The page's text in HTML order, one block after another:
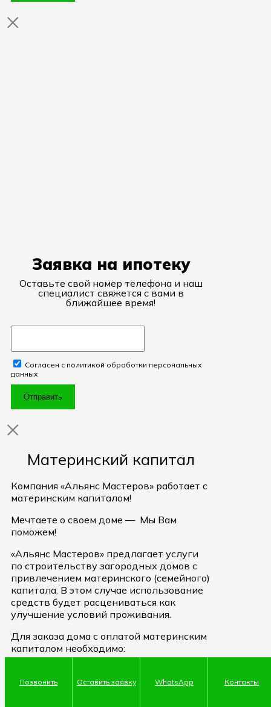
Позвонить Оставить заявку WhatsApp Контакты
Заявка на ипотеку
Оставьте свой номер телефона и наш
специалист свяжется с вами в
ближайшее время!
Согласен с политикой обработки персональных
данных
Отправить
Материнский капитал
Компания «Альянс Мастеров» работает с
материнским капиталом!
Мечтаете о своем доме — Мы Вам
поможем!
«Альянс Мастеров» предлагает услуги
по строительству загородных домов с
привлечением материнского (семейного)
капитала. В этом случае использование
средств будет расцениваться как
улучшение условий проживания.
Для заказа дома с оплатой материнским
капиталом необходимо:
фонда по месту жительства или месту